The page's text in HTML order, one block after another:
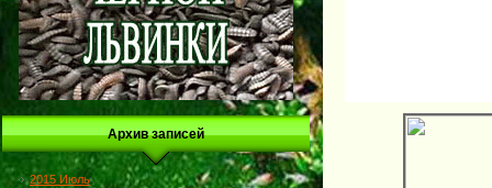
Архив записей
2015 Июль